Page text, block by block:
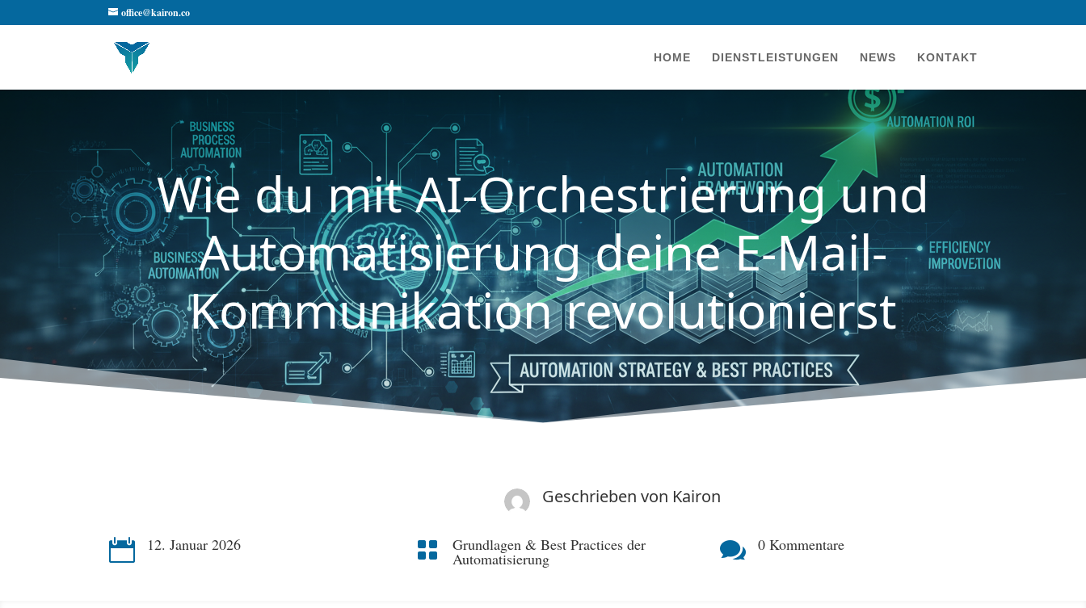
office@kairon.co
HOME DIENSTLEISTUNGEN NEWS KONTAKT
Wie du mit AI-Orchestrierung und
Automatisierung deine E-Mail-
Kommunikation revolutionierst
Geschrieben von Kairon
 12. Januar 2026  Grundlagen & Best Practices der
Automatisierung  0 Kommentare